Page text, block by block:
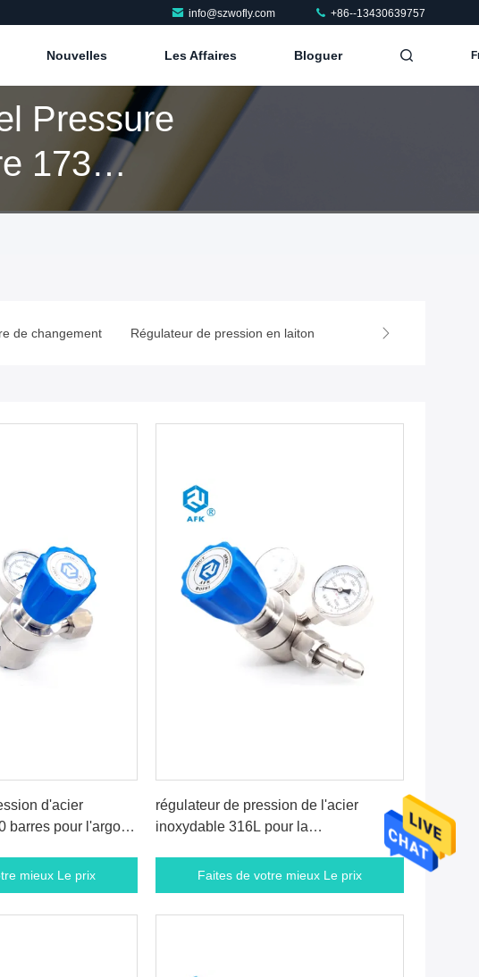
info@szwofly.com +86--13430639757
Nouvelles Les Affaires Bloguer
Pressure
de changement Régulateur de pression en laiton garnitures de tube
d'acier
barres pour l'argon
mieux Le prix
régulateur de pression de l'acier
inoxydable 316L pour la
6000PSIFaites de votre mieux Le prix